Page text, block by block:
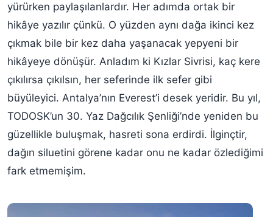
yürürken paylaşılanlardır. Her adımda ortak bir
hikâye yazılır çünkü. O yüzden aynı dağa ikinci kez
çıkmak bile bir kez daha yaşanacak yepyeni bir
hikâyeye dönüşür. Anladım ki Kızlar Sivrisi, kaç kere
çıkılırsa çıkılsın, her seferinde ilk sefer gibi
büyüleyici. Antalya’nın Everest’i desek yeridir. Bu yıl,
TODOSK’un 30. Yaz Dağcılık Şenliği’nde yeniden bu
güzellikle buluşmak, hasreti sona erdirdi. İlginçtir,
dağın siluetini görene kadar onu ne kadar özlediğimi
fark etmemişim.